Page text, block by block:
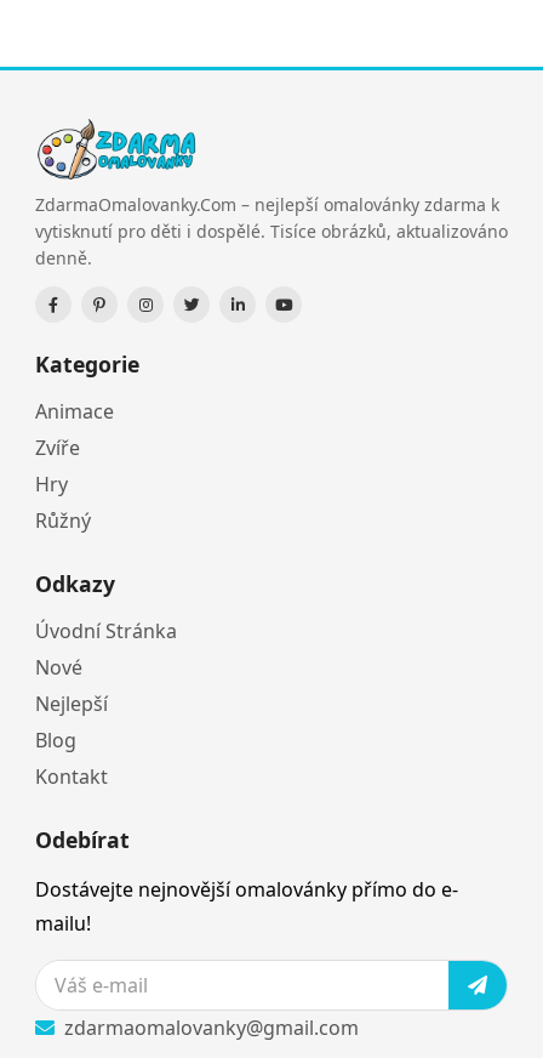
ZdarmaOmalovanky.Com – nejlepší omalovánky zdarma k
vytisknutí pro děti i dospělé. Tisíce obrázků, aktualizováno
denně.
Kategorie
Animace
Zvíře
Hry
Růžný
Odkazy
Úvodní Stránka
Nové
Nejlepší
Blog
Kontakt
Odebírat
Dostávejte nejnovější omalovánky přímo do e-
mailu!
zdarmaomalovanky@gmail.com